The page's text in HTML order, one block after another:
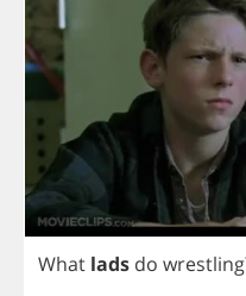
What lads do wrestling